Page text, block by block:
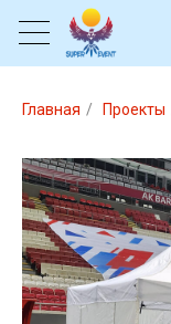
Главная / Проекты